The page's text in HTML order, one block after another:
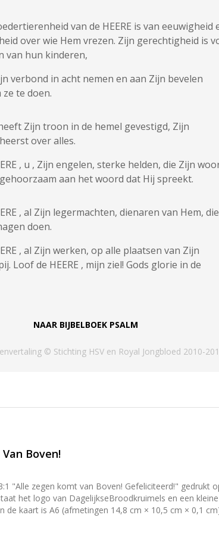
van de HEERE is van eeuwigheid
over wie Hem vrezen. Zijn gerechtigheid is
van hun kinderen,
verbond in acht nemen en aan Zijn bevelen
te doen.
heeft Zijn troon in de hemel gevestigd, Zijn
over alles.
, u , Zijn engelen, sterke helden, die Zijn
aan het woord dat Hij spreekt.
, al Zijn legermachten, dienaren van Hem, die
doen.
, al Zijn werken, op alle plaatsen van Zijn
Loof de HEERE , mijn ziel! Gods glorie in de
NAAR BIJBELBOEK PSALM
© Stichting HSV en Royal Jongbloed 2010-
Boven!
"Alle zegen komt van Boven! Gefeliciteerd!"
het logo van DagelijkseBroodkruimels en een
strip die nat gemaakt moet worden om de envelop dicht
te zetten. Het papier is stevig genoeg om de
te zetten of op te hangen? Bekijk dan onze